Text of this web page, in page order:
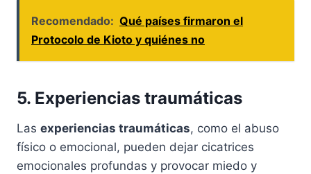
Recomendado: Qué países firmaron el
Protocolo de Kioto y quiénes no
5. Experiencias traumáticas
Las experiencias traumáticas, como el abuso
físico o emocional, pueden dejar cicatrices
emocionales profundas y provocar miedo y